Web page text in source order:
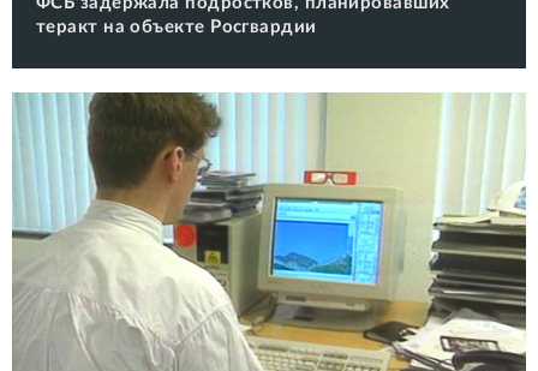
теракт на объекте Росгвардии